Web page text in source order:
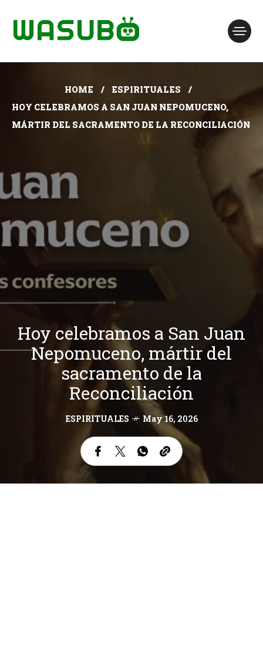
HOME
ESPIRITUALES
HOY CELEBRAMOS A SAN JUAN NEPOMUCENO,
MÁRTIR DEL SACRAMENTO DE LA RECONCILIACIÓN
Hoy celebramos a San Juan
Nepomuceno, mártir del
sacramento de la
Reconciliación
ESPIRITUALES May 16, 2026